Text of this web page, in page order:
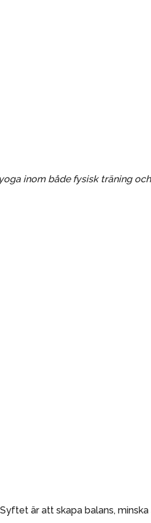
inom både fysisk träning
är att skapa balans,